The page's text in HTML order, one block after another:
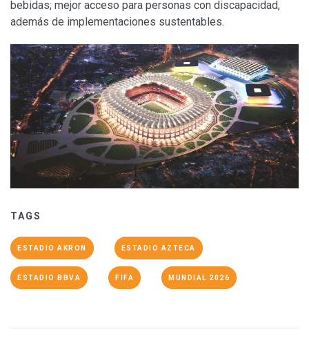
bebidas; mejor acceso para personas con discapacidad,
además de implementaciones sustentables.
TAGS
ESTADIO AKRON ESTADIO AZTECA
ESTADIO BBVA FIFA MUNDIAL 2026